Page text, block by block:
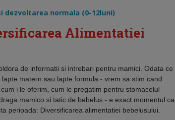
dezvoltarea normala (0-12luni)
Alimentatiei
de informatii si intrebari pentru mamici. Odata ce
matern sau lapte formula - vrem sa stim cand
i le oferim, cum le pregatim pentru stomacelul
mamico si tatic de bebelus - e exact momentul ca
perioada: Diversificarea alimentatiei bebelusului.